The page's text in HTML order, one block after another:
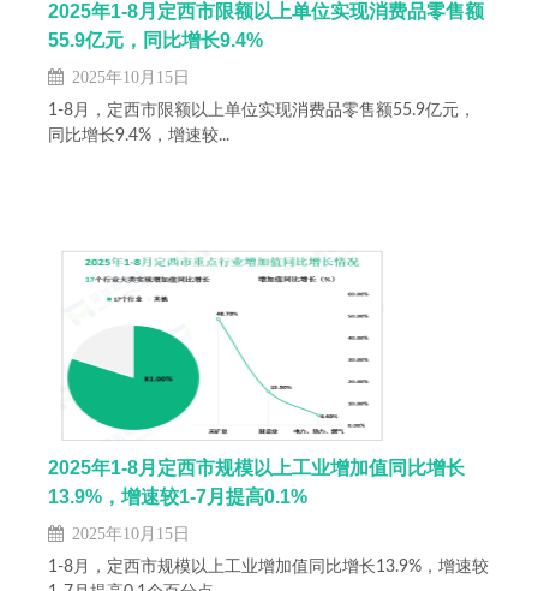
2025年1-8月定西市限额以上单位实现消费品零售额
55.9亿元，同比增长9.4%
2025年10月15日
1-8月，定西市限额以上单位实现消费品零售额55.9亿元，
同比增长9.4%，增速较...
2025年1-8月定西市规模以上工业增加值同比增长
13.9%，增速较1-7月提高0.1%
2025年10月15日
1-8月，定西市规模以上工业增加值同比增长13.9%，增速较